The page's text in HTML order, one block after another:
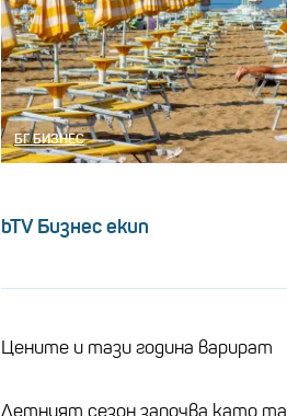
БГ БИЗНЕС
bTV Бизнес екип
Цените и тази година варират
Летният сезон започва като